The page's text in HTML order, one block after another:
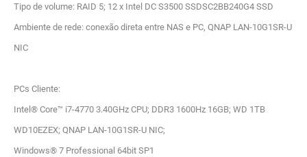
Tipo de volume: RAID 5; 12 x Intel DC S3500 SSDSC2BB240G4 SSD
Ambiente de rede: conexão direta entre NAS e PC, QNAP LAN-10G1SR-U
NIC
PCs Cliente:
Intel® Core™ i7-4770 3.40GHz CPU; DDR3 1600Hz 16GB; WD 1TB
WD10EZEX; QNAP LAN-10G1SR-U NIC;
Windows® 7 Professional 64bit SP1